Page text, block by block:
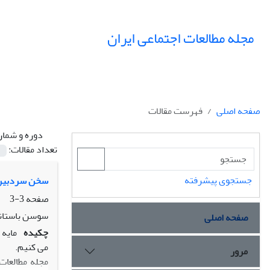
مجله مطالعات اجتماعی ایران
صفحه اصلی
فهرست مقالات
دوره و
تعداد مقالات:
سخن
صفحه3-3
سوسن
چکیده
می کنیم.
مجله
جستجوی پیشرفته
صفحه اصلی
مرور